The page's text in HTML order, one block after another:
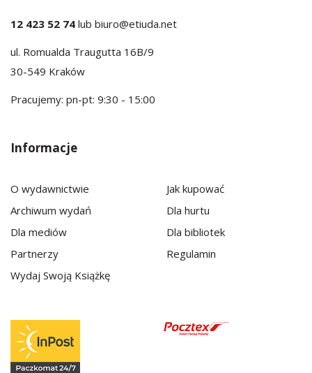
12 423 52 74 lub biuro@etiuda.net
ul. Romualda Traugutta 16B/9
30-549 Kraków
Pracujemy: pn-pt: 9:30 - 15:00
Informacje
O wydawnictwie
Archiwum wydań
Dla mediów
Partnerzy
Wydaj Swoją Książkę
Jak kupować
Dla hurtu
Dla bibliotek
Regulamin